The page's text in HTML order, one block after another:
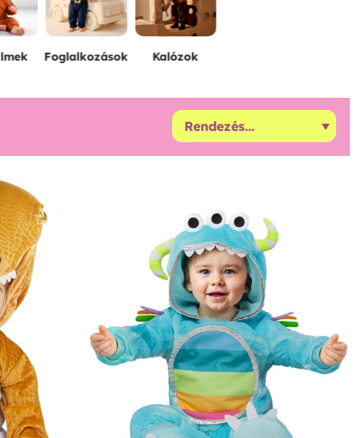
Foglalkozások Kalózok